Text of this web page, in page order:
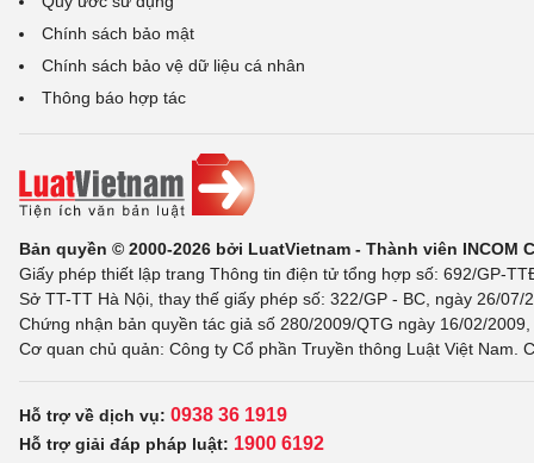
Chính sách bảo mật
Chính sách bảo vệ dữ liệu cá nhân
Thông báo hợp tác
Bản quyền © 2000-2026 bởi LuatVietnam - Thành viên INCOM
Giấy phép thiết lập trang Thông tin điện tử tổng hợp số: 692/GP-
Sở TT-TT Hà Nội, thay thế giấy phép số: 322/GP - BC, ngày 26/
Chứng nhận bản quyền tác giả số 280/2009/QTG ngày 16/02/
Cơ quan chủ quản: Công ty Cổ phần Truyền thông Luật Việt Nam.
Hỗ trợ về dịch vụ: 0938 36 1919
Hỗ trợ giải đáp pháp luật: 1900 6192